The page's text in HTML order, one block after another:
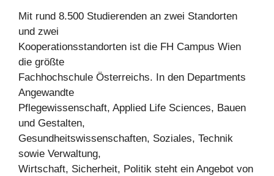
Mit rund 8.500 Studierenden an zwei Standorten
und zwei
Kooperationsstandorten ist die FH Campus Wien
die größte
Fachhochschule Österreichs. In den Departments
Angewandte
Pflegewissenschaft, Applied Life Sciences, Bauen
und Gestalten,
Gesundheitswissenschaften, Soziales, Technik
sowie Verwaltung,
Wirtschaft, Sicherheit, Politik steht ein Angebot von